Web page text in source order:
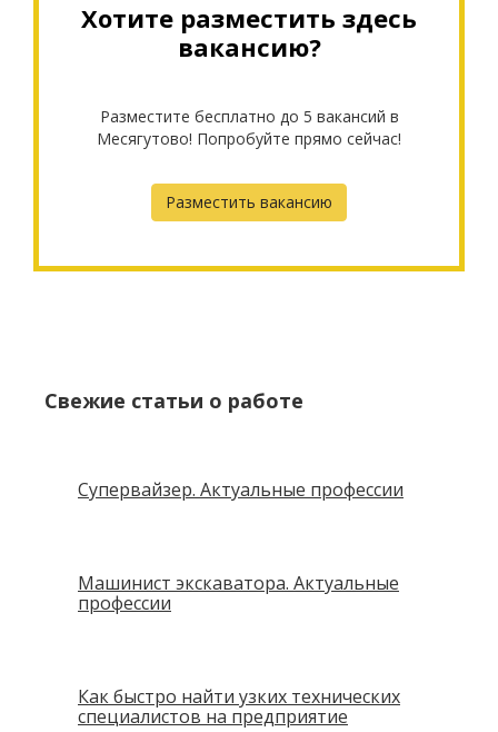
Хотите разместить здесь
вакансию?
Разместите бесплатно до 5 вакансий в
Месягутово! Попробуйте прямо сейчас!
Разместить вакансию
Свежие статьи о работе
Супервайзер. Актуальные профессии
Машинист экскаватора. Актуальные
профессии
Как быстро найти узких технических
специалистов на предприятие